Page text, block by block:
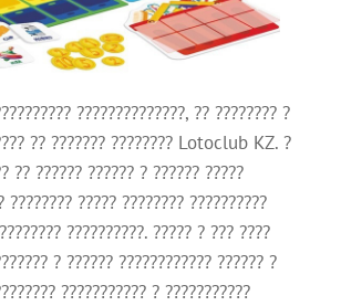
??????????????, ?? ???????? ?
?? ??????? ???????? Lotoclub KZ. ?
?? ?????? ?????? ? ?????? ?????
???????? ????? ???????? ??????????
??????????. ????? ? ??? ????
? ?????? ???????????? ?????? ?
??????????? ? ???????????